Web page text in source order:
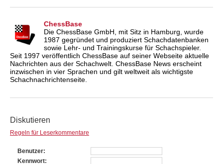
ChessBase
Die ChessBase GmbH, mit Sitz in Hamburg, wurde
1987 gegründet und produziert Schachdatenbanken
sowie Lehr- und Trainingskurse für Schachspieler.
Seit 1997 veröffentlich ChessBase auf seiner Webseite aktuelle
Nachrichten aus der Schachwelt. ChessBase News erscheint
inzwischen in vier Sprachen und gilt weltweit als wichtigste
Schachnachrichtenseite.
Diskutieren
Regeln für Leserkommentare
Benutzer
Kennwort